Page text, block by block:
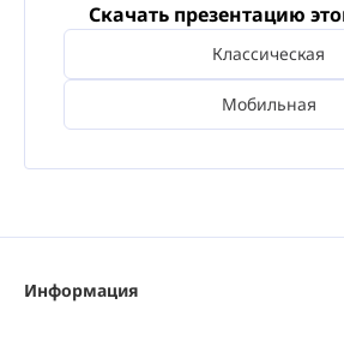
Скачать презентацию
Классическая
Мобильная
Информация